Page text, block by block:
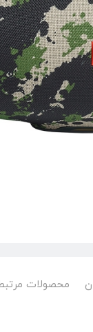
محصولات